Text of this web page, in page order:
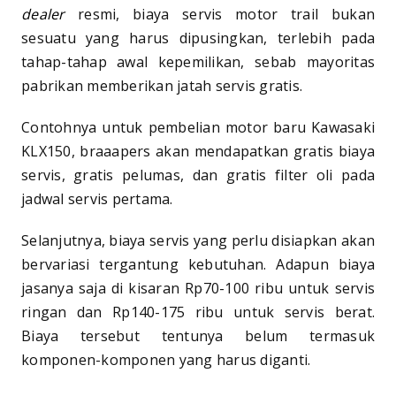
dealerresmi, biaya servis motor trail bukan
sesuatu yang harus dipusingkan, terlebih pada
tahap-tahap awal kepemilikan, sebab mayoritas
pabrikan memberikan jatah servis gratis.
Contohnya untuk pembelian motor baru Kawasaki
KLX150, braaapers akan mendapatkan gratis biaya
servis, gratis pelumas, dan gratis filter oli pada
jadwal servis pertama.
Selanjutnya, biaya servis yang perlu disiapkan akan
bervariasi tergantung kebutuhan. Adapun biaya
jasanya saja di kisaran Rp70-100 ribu untuk servis
ringan dan Rp140-175 ribu untuk servis berat.
Biaya tersebut tentunya belum termasuk
komponen-komponen yang harus diganti.